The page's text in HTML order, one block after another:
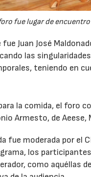
fue lugar de
Juan José
las
teniendo en
la comida, el foro
Armesto, de Aeese,
fue moderada por el
los
como aquéllas